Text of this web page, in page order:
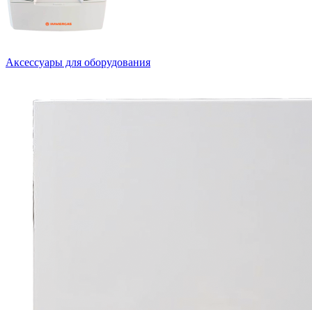
Аксессуары для оборудования